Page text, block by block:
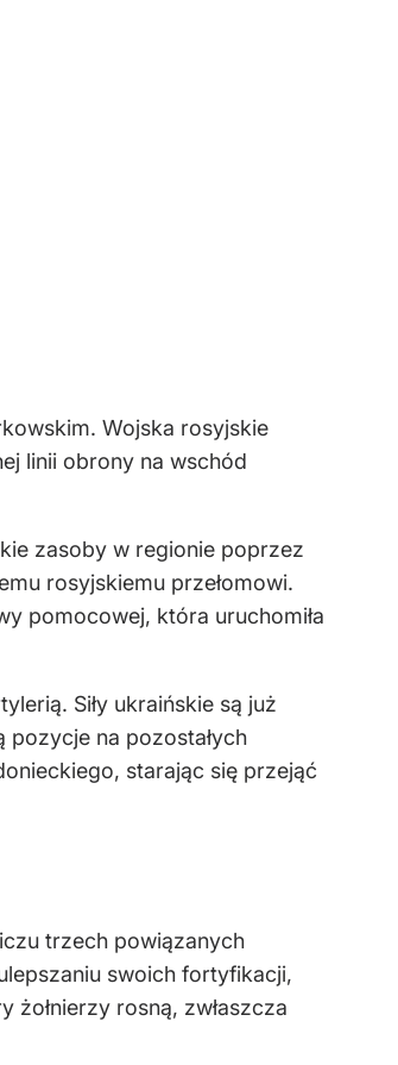
Wojska rosyjskie
linii obrony na wschód
zasoby w regionie poprzez
rosyjskiemu przełomowi.
pomocowej, która uruchomiła
Siły ukraińskie są już
pozycje na pozostałych
starając się przejąć
trzech powiązanych
swoich fortyfikacji,
rosną, zwłaszcza